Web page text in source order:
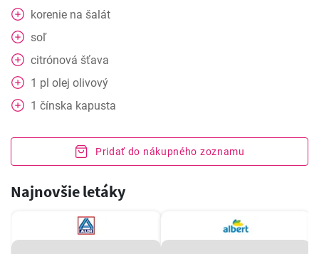
korenie na šalát
soľ
citrónová šťava
1 pl olej olivový
1 čínska kapusta
Pridať do nákupného zoznamu
Najnovšie letáky